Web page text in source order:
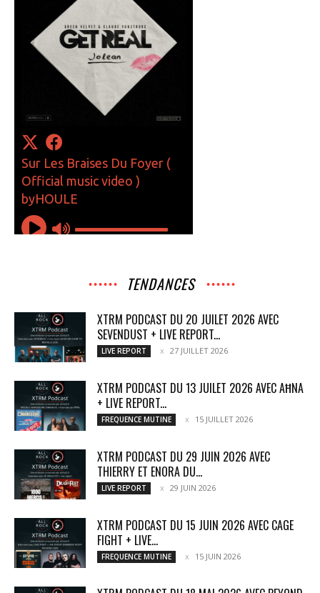
TENDANCES
XTRM PODCAST DU 20 JUILET 2026 AVEC
SEVENDUST + LIVE REPORT...
LIVE REPORT 27 JUILLET 2026
XTRM PODCAST DU 13 JUILET 2026 AVEC AĦNA
+ LIVE REPORT...
FREQUENCE MUTINE 15 JUILLET 2026
XTRM PODCAST DU 29 JUIN 2026 AVEC
THIERRY ET ENORA DU...
LIVE REPORT 29 JUIN 2026
XTRM PODCAST DU 15 JUIN 2026 AVEC CAGE
FIGHT + LIVE...
FREQUENCE MUTINE 15 JUIN 2026